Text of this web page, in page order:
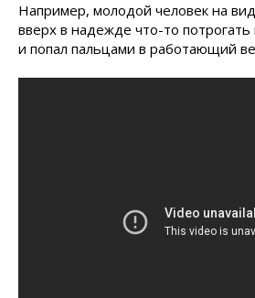
Например, молодой человек на
вверх в надежде что-то
и попал пальцами в работающий